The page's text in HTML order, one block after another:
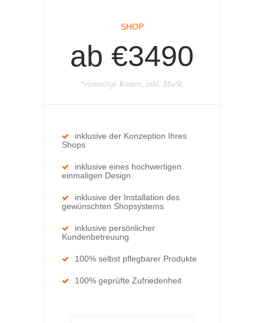
SHOP
ab €3490
*einmalige Kosten, inkl. MwSt.
inklusive der Konzeption Ihres
Shops
inklusive eines hochwertigen
einmaligen Design
inklusive der Installation des
gewünschten Shopsystems
inklusive persönlicher
Kundenbetreuung
100% selbst pflegbarer Produkte
100% geprüfte Zufriedenheit